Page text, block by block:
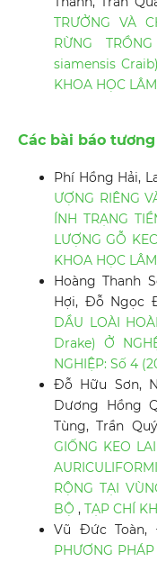
TRƯỞNG VÀ
RỪNG
siamensis
KHOA HỌC
Các bài báo
Phí Hồng Hải,
ƯỢNG RIÊNG
ÍNH TRẠNG
LƯỢNG GỖ
KHOA HỌC
Hoàng Thanh
Hợi, Đỗ Ngọc
DẦU LOÀI
Drake) Ở
NGHIỆP: Số 4
Đỗ Hữu Sơn,
Dương Hồng
Tùng, Trần
GIỐNG KEO
RỘNG TẠI
BỘ , TẠP CHÍ
Vũ Đức Toàn,
PHƯƠNG